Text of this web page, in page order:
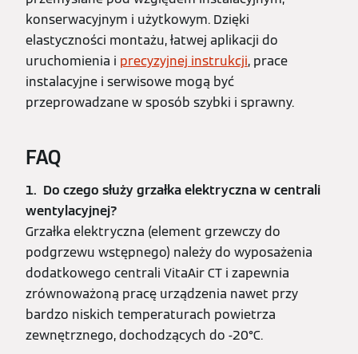
konserwacyjnym i użytkowym. Dzięki
elastyczności montażu, łatwej aplikacji do
uruchomienia i precyzyjnej instrukcji, prace
instalacyjne i serwisowe mogą być
przeprowadzane w sposób szybki i sprawny.
FAQ
1. Do czego służy grzałka elektryczna w centrali
wentylacyjnej?
Grzałka elektryczna (element grzewczy do
podgrzewu wstępnego) należy do wyposażenia
dodatkowego centrali VitaAir CT i zapewnia
zrównoważoną pracę urządzenia nawet przy
bardzo niskich temperaturach powietrza
zewnętrznego, dochodzących do -20°C.